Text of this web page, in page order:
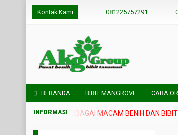
Kontak Kami 081225757291
BERANDA BIBIT MANGROVE CARA
SEDIA BERBAGAI MACAM BENIH DAN BIBIT